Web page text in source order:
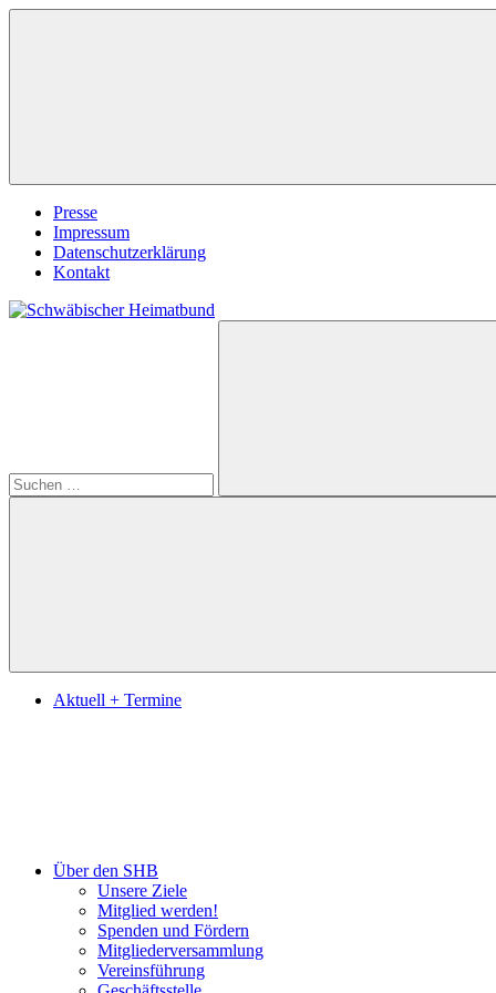
Zum
Presse
Impressum
Datenschutzerklärung
Kontakt
Suchen
Aktuell + Termine
Über den SHB
Unsere Ziele
Mitglied werden!
Spenden und Fördern
Mitgliederversammlung
Vereinsführung